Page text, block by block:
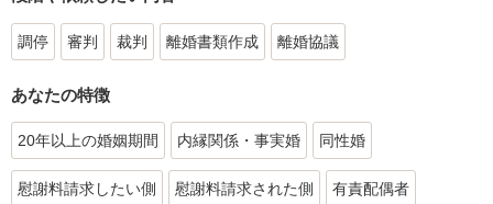
調停 審判 裁判 離婚書類作成 離婚協議
あなたの特徴
20年以上の婚姻期間 内縁関係・事実婚 同性婚
慰謝料請求したい側 慰謝料請求された側 有責配偶者